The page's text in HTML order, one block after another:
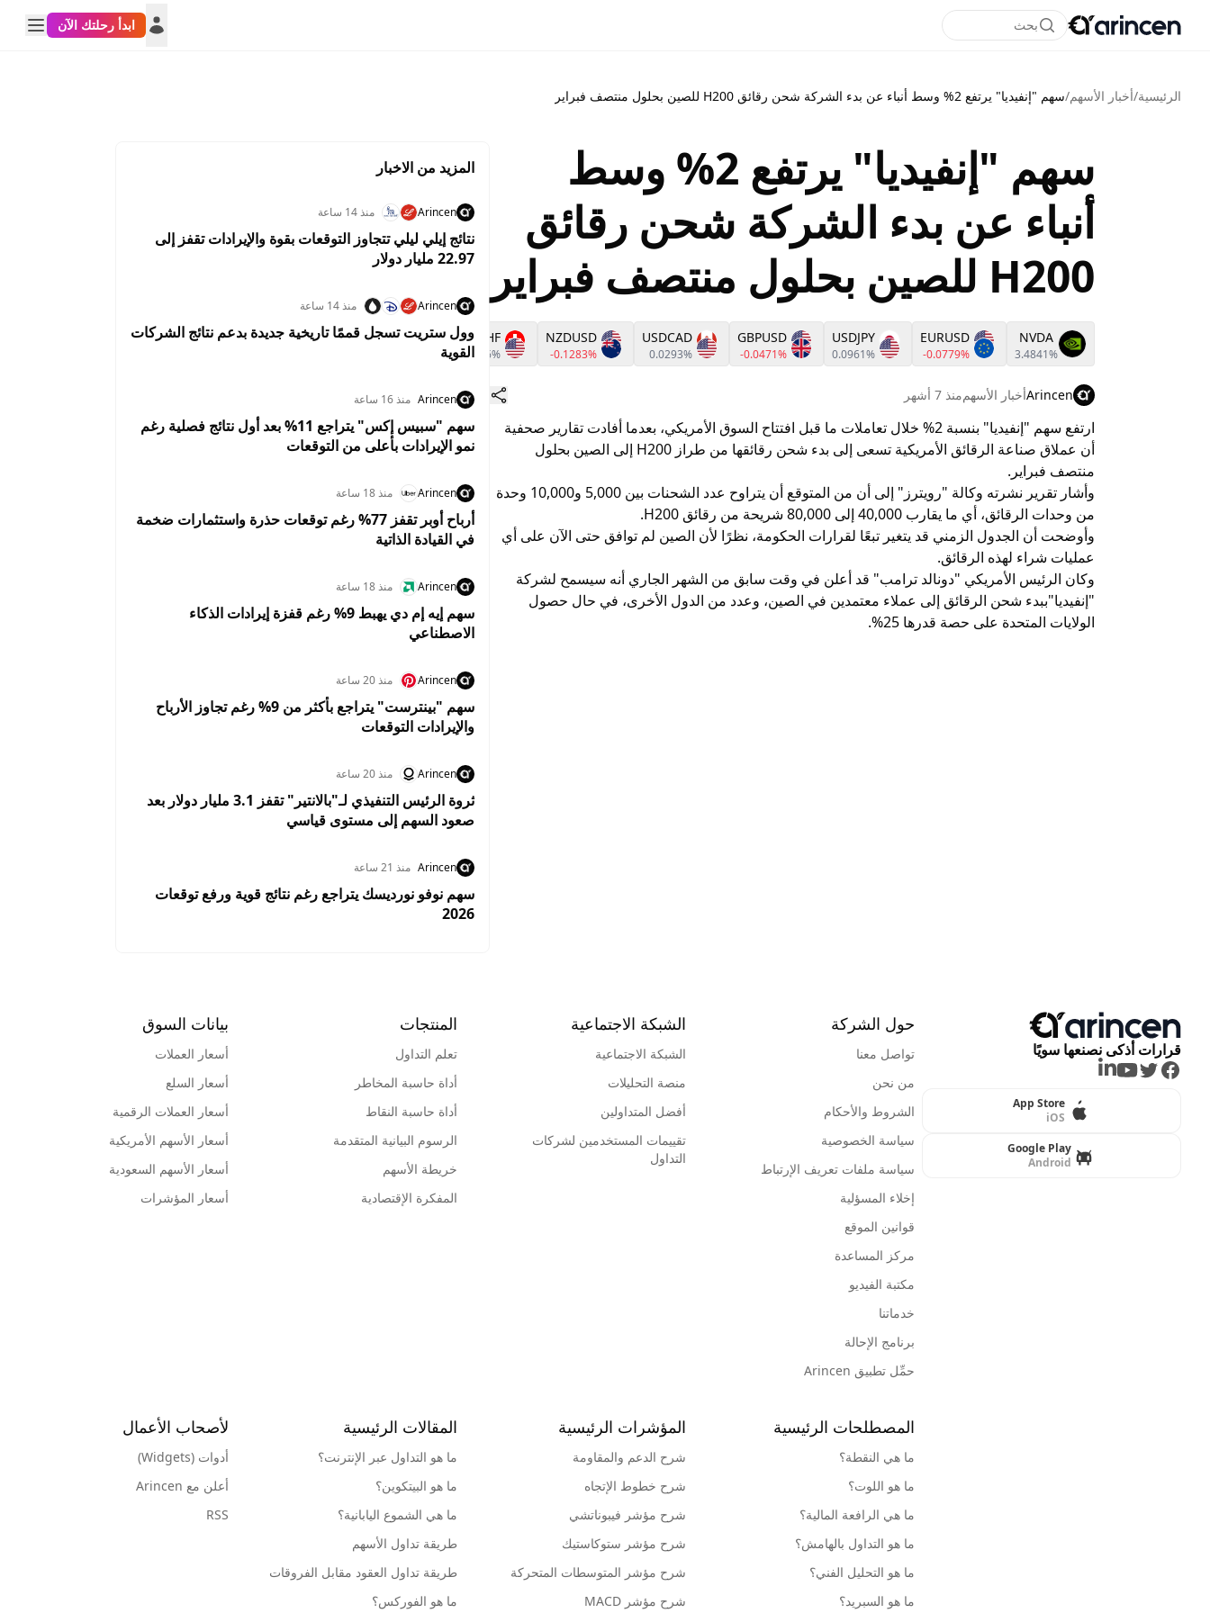
بحث ابدأ رحلتك الآن
الرئيسية/أخبار الأسهم/سهم "إنفيديا" يرتفع 2% وسط أنباء عن بدء الشركة شحن رقائق H200 للصين بحلول منتصف فبراير
سهم "إنفيديا" يرتفع 2% وسط
أنباء عن بدء الشركة شحن رقائق
H200 للصين بحلول منتصف فبراير
NVDA
3.4841%
EURUSD
-0.0779%
USDJPY
0.0961%
GBPUSD
-0.0471%
USDCAD
0.0293%
NZDUSD
-0.1283%
USDCHF
0.1116%
AUDUSD
USDTRY
SARUSD
Arincenأخبار الأسهممنذ 7 أشهر
ارتفع سهم "إنفيديا" بنسبة 2% خلال تعاملات ما قبل افتتاح السوق الأمريكي، بعدما أفادت تقارير صحفية
أن عملاق صناعة الرقائق الأمريكية تسعى إلى بدء شحن رقائقها من طراز H200 إلى الصين بحلول
منتصف فبراير.
وأشار تقرير نشرته وكالة "رويترز" إلى أن من المتوقع أن يتراوح عدد الشحنات بين 5,000 و10,000 وحدة
من وحدات الرقائق، أي ما يقارب 40,000 إلى 80,000 شريحة من رقائق H200.
وأوضحت أن الجدول الزمني قد يتغير تبعًا لقرارات الحكومة، نظرًا لأن الصين لم توافق حتى الآن على أي
عمليات شراء لهذه الرقائق.
وكان الرئيس الأمريكي "دونالد ترامب" قد أعلن في وقت سابق من الشهر الجاري أنه سيسمح لشركة
"إنفيديا"ببدء شحن الرقائق إلى عملاء معتمدين في الصين، وعدد من الدول الأخرى، في حال حصول
الولايات المتحدة على حصة قدرها 25%.
المزيد من الاخبار
Arincen منذ 14 ساعة
نتائج إيلي ليلي تتجاوز التوقعات بقوة والإيرادات تقفز إلى
22.97 مليار دولار
Arincen منذ 14 ساعة
وول ستريت تسجل قممًا تاريخية جديدة بدعم نتائج الشركات
القوية
Arincen منذ 16 ساعة
سهم "سبيس إكس" يتراجع 11% بعد أول نتائج فصلية رغم
نمو الإيرادات بأعلى من التوقعات
Arincen منذ 18 ساعة
أرباح أوبر تقفز 77% رغم توقعات حذرة واستثمارات ضخمة
في القيادة الذاتية
Arincen منذ 18 ساعة
سهم إيه إم دي يهبط 9% رغم قفزة إيرادات الذكاء
الاصطناعي
Arincen منذ 20 ساعة
سهم "بينترست" يتراجع بأكثر من 9% رغم تجاوز الأرباح
والإيرادات التوقعات
Arincen منذ 20 ساعة
ثروة الرئيس التنفيذي لـ"بالانتير" تقفز 3.1 مليار دولار بعد
صعود السهم إلى مستوى قياسي
Arincen منذ 21 ساعة
سهم نوفو نورديسك يتراجع رغم نتائج قوية ورفع توقعات
2026
قرارات أذكى نصنعها سويًا
Facebook
Twitter
Youtube
LinkedIn
App Store
iOS
Google Play
Android
حول الشركة
تواصل معنا
من نحن
الشروط والأحكام
سياسة الخصوصية
سياسة ملفات تعريف الإرتباط
إخلاء المسؤلية
قوانين الموقع
مركز المساعدة
مكتبة الفيديو
خدماتنا
برنامج الإحالة
حمِّل تطبيق Arincen
الشبكة الاجتماعية
الشبكة الاجتماعية
منصة التحليلات
أفضل المتداولين
تقييمات المستخدمين لشركات
التداول
المنتجات
تعلم التداول
أداة حاسبة المخاطر
أداة حاسبة النقاط
الرسوم البيانية المتقدمة
خريطة الأسهم
المفكرة الإقتصادية
بيانات السوق
أسعار العملات
أسعار السلع
أسعار العملات الرقمية
أسعار الأسهم الأمريكية
أسعار الأسهم السعودية
أسعار المؤشرات
المصطلحات الرئيسية
ما هي النقطة؟
ما هو اللوت؟
ما هي الرافعة المالية؟
ما هو التداول بالهامش؟
ما هو التحليل الفني؟
ما هو السبريد؟
المؤشرات الرئيسية
شرح الدعم والمقاومة
شرح خطوط الإتجاه
شرح مؤشر فيبوناتشي
شرح مؤشر ستوكاستيك
شرح مؤشر المتوسطات المتحركة
شرح مؤشر MACD
المقالات الرئيسية
ما هو التداول عبر الإنترنت؟
ما هو البيتكوين؟
ما هي الشموع اليابانية؟
طريقة تداول الأسهم
طريقة تداول العقود مقابل الفروقات
ما هو الفوركس؟
لأصحاب الأعمال
أدوات (Widgets)
أعلن مع Arincen
RSS